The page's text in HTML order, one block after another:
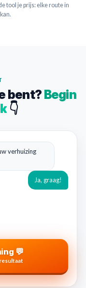
tool je prijs: elke route in
bent? Begin
👇
verhuizing
Ja, graag!
💬